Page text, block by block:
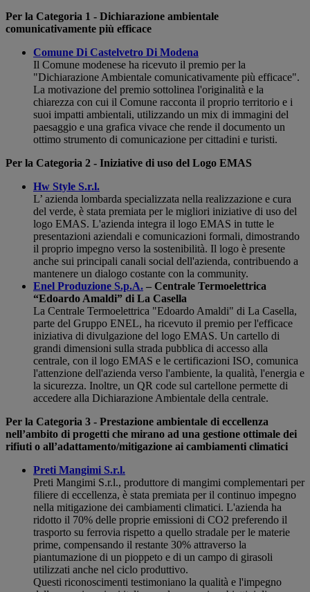
Per la Categoria 1 - Dichiarazione ambientale
comunicativamente più efficace
Comune Di Castelvetro Di Modena
Il Comune modenese ha ricevuto il premio per la
"Dichiarazione Ambientale comunicativamente più efficace".
La motivazione del premio sottolinea l'originalità e la
chiarezza con cui il Comune racconta il proprio territorio e i
suoi impatti ambientali, utilizzando un mix di immagini del
paesaggio e una grafica vivace che rende il documento un
ottimo strumento di comunicazione per cittadini e turisti.
Per la Categoria 2 - Iniziative di uso del Logo EMAS
Hw Style S.r.l.
L’ azienda lombarda specializzata nella realizzazione e cura
del verde, è stata premiata per le migliori iniziative di uso del
logo EMAS. L'azienda integra il logo EMAS in tutte le
presentazioni aziendali e comunicazioni formali, dimostrando
il proprio impegno verso la sostenibilità. Il logo è presente
anche sui principali canali social dell'azienda, contribuendo a
mantenere un dialogo costante con la community.
Enel Produzione S.p.A. – Centrale Termoelettrica
“Edoardo Amaldi” di La Casella
La Centrale Termoelettrica "Edoardo Amaldi" di La Casella,
parte del Gruppo ENEL, ha ricevuto il premio per l'efficace
iniziativa di divulgazione del logo EMAS. Un cartello di
grandi dimensioni sulla strada pubblica di accesso alla
centrale, con il logo EMAS e le certificazioni ISO, comunica
l'attenzione dell'azienda verso l'ambiente, la qualità, l'energia e
la sicurezza. Inoltre, un QR code sul cartellone permette di
accedere alla Dichiarazione Ambientale della centrale.
Per la Categoria 3 - Prestazione ambientale di eccellenza
nell’ambito di progetti che mirano ad una gestione ottimale dei
rifiuti o all’adattamento/mitigazione ai cambiamenti climatici
Preti Mangimi S.r.l.
Preti Mangimi S.r.l., produttore di mangimi complementari per
filiere di eccellenza, è stata premiata per il continuo impegno
nella mitigazione dei cambiamenti climatici. L'azienda ha
ridotto il 70% delle proprie emissioni di CO2 preferendo il
trasporto su ferrovia rispetto a quello stradale per le materie
prime, compensando il restante 30% attraverso la
piantumazione di un pioppeto e di un campo di girasoli
utilizzati anche nel ciclo produttivo.
Questi riconoscimenti testimoniano la qualità e l'impegno